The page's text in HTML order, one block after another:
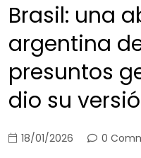
Brasil: una
argentina
presuntos
dio su
18/01/2026 0